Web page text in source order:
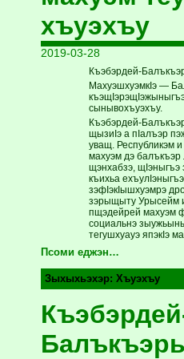
хъуэхъу
2019-03-28
Къэбэрдей-
МахуэшхуэмкIэ —
къэщIэрэщIэжыныгъэ
сынывохъуэхъу.
Къэбэрдей-
щызиIэ а пIалъэр
уващ. Республикэм
махуэм дэ
щэнхабзэ, щIэныгъэ
къихьа
зэфIэкIышхуэмрэ
зэрыщыту Урысейм
пщэдейрей махуэм
социальнэ
тегушхуауэ япэкIэ
Псоми еджэн…
Зыхыхьэхэр: Хъуэхъу